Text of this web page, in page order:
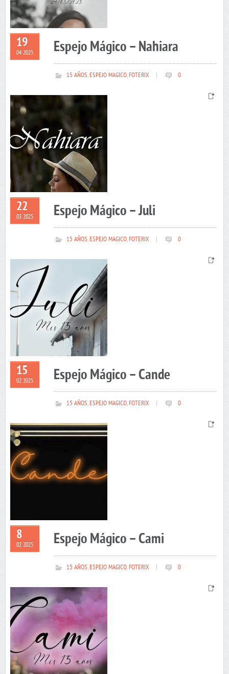
19
04 2025 Espejo Mágico – Nahiara
15 AÑOS,ESPEJO MAGICO,FOTERIX 0
22
03 2025 Espejo Mágico – Juli
15 AÑOS,ESPEJO MAGICO,FOTERIX 0
15
02 2025 Espejo Mágico – Cande
15 AÑOS,ESPEJO MAGICO,FOTERIX 0
8
02 2025 Espejo Mágico – Cami
15 AÑOS,ESPEJO MAGICO,FOTERIX 0